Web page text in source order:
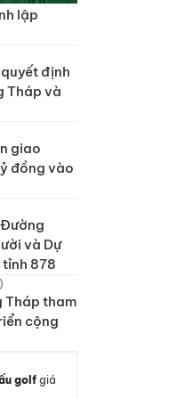
lập
định
Tháp và
giao
đồng vào
và Dự
878
Tháp tham
cộng
golfgiá